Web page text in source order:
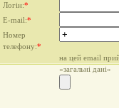
Логін:*
E-mail:*
Номер
телефону:*
на цей email
«загальні дані»